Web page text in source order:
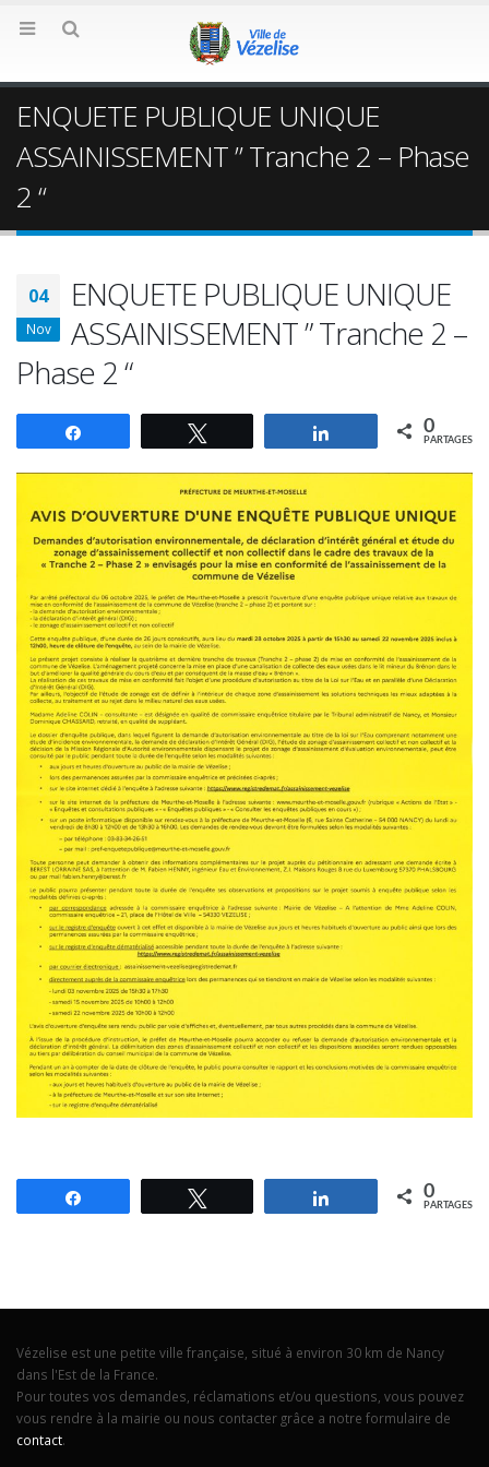
ENQUETE PUBLIQUE UNIQUE
ASSAINISSEMENT ” Tranche 2 – Phase
2 “
04
Nov
ENQUETE PUBLIQUE UNIQUE
ASSAINISSEMENT ” Tranche 2 –
Phase 2 “
Partagez 0
PARTAGES
Partagez 0
PARTAGES
Vézelise est une petite ville française, situé à environ 30 km de Nancy
dans l'Est de la France.
Pour toutes vos demandes, réclamations et/ou questions, vous pouvez
vous rendre à la mairie ou nous contacter grâce a notre formulaire de
contact.